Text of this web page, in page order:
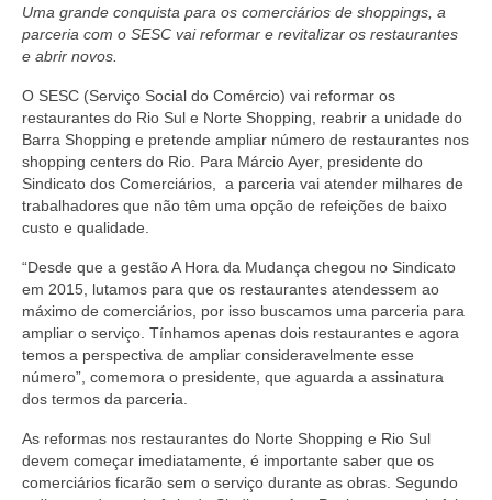
Coletivo Margaridas
DENÚNCIAS
SERVIÇOS
Acordos e convenções
Homologações
Jurídico
Declarações
Saúde
Aplicativo Comerciários RJ
Uma grande conquista para os comerciários de shoppings, a
parceria com o SESC vai reformar e revitalizar os restaurantes
e abrir novos.
O SESC (Serviço Social do Comércio) vai reformar os
restaurantes do Rio Sul e Norte Shopping, reabrir a unidade do
Barra Shopping e pretende ampliar número de restaurantes nos
shopping centers do Rio. Para Márcio Ayer, presidente do
Sindicato dos Comerciários, a parceria vai atender milhares de
trabalhadores que não têm uma opção de refeições de baixo
custo e qualidade.
“Desde que a gestão A Hora da Mudança chegou no Sindicato
em 2015, lutamos para que os restaurantes atendessem ao
máximo de comerciários, por isso buscamos uma parceria para
ampliar o serviço. Tínhamos apenas dois restaurantes e agora
temos a perspectiva de ampliar consideravelmente esse
número”, comemora o presidente, que aguarda a assinatura
dos termos da parceria.
As reformas nos restaurantes do Norte Shopping e Rio Sul
devem começar imediatamente, é importante saber que os
comerciários ficarão sem o serviço durante as obras. Segundo